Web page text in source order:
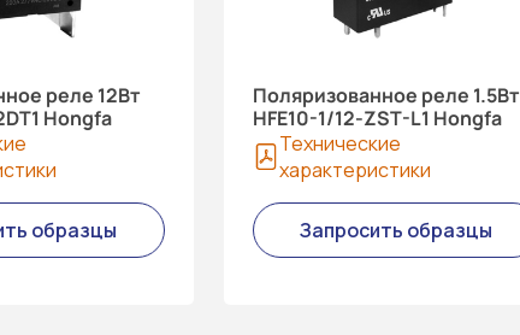
реле 12Вт
Hongfa
образцы
Поляризованное реле 1.5Вт
HFE10-1/12-ZST-L1 Hongfa
Технические
характеристики
Запросить образцы